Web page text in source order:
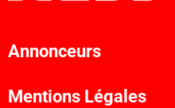
Annonceurs
Mentions Légales